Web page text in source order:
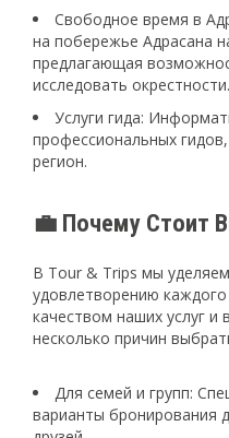
Свободное время в
на побережье Адрасана
предлагающая
исследовать окрестности.
Услуги гида:
профессиональных
регион.
💼 Почему Стоит
В Tour & Trips мы
удовлетворению
качеством наших услуг
несколько причин
Для семей и групп:
варианты бронирования